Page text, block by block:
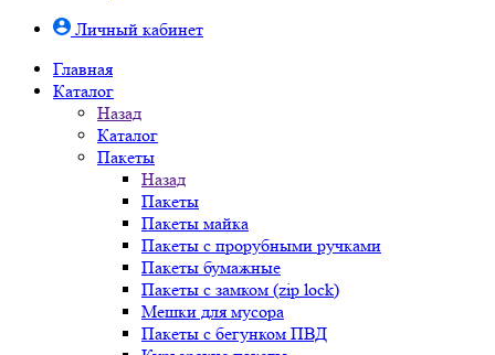
Личный кабинет
Главная
Каталог
Назад
Каталог
Пакеты
Назад
Пакеты
Пакеты майка
Пакеты с прорубными ручками
Пакеты бумажные
Пакеты с замком (zip lock)
Мешки для мусора
Пакеты с бегунком ПВД